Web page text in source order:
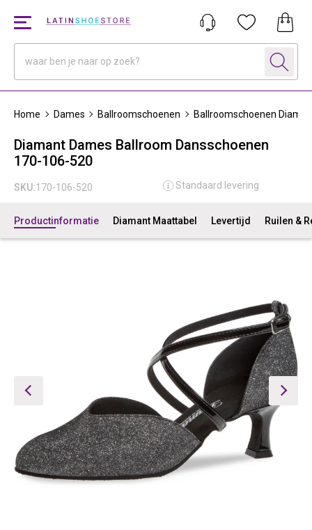
Home Dames Ballroomschoenen Ballroomschoenen
Diamant Dames Ballroom Dansschoenen
170-106-520
SKU:170-106-520 Standaard levering
Productinformatie Diamant Maattabel Levertijd Ruilen &